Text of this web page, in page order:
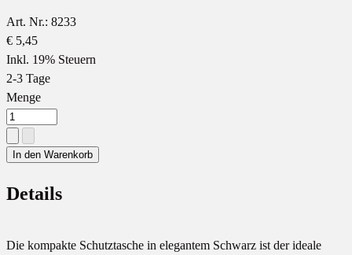
Art. Nr.: 8233
€ 5,45
Inkl. 19% Steuern
2-3 Tage
Menge
In den Warenkorb
Details
Die kompakte Schutztasche in elegantem Schwarz ist der ideale